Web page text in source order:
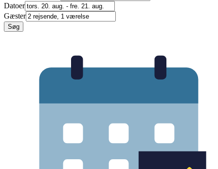
Datoer
Gæster
Søg